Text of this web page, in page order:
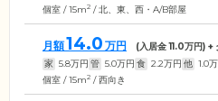
個室 / 15m2 / 北、東、西・A/B部屋
月額14.0 万円 (入居金11.0万円) +
家 5.8万円 管 5.0万円 食 2.2万円 他 1.0
個室 / 15m2 / 西向き